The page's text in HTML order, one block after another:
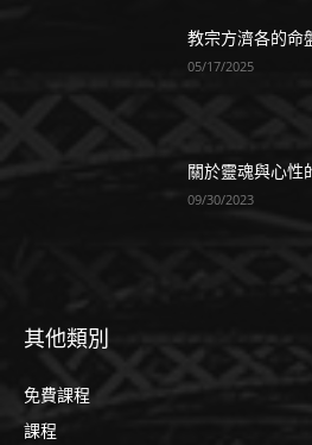
教宗方濟各的命
05/17/2025
關於靈魂與心性
09/30/2023
其他類別
免費課程
課程